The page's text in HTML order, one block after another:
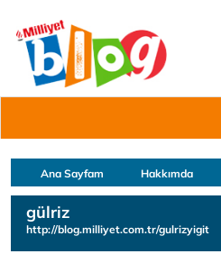
Ana Sayfam Hakkımda
gülriz
http://blog.milliyet.com.tr/gulrizyigit